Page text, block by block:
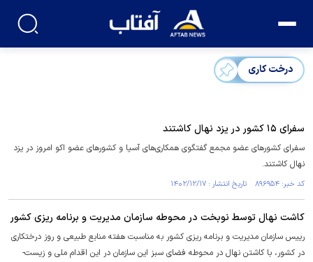
درخت کاری
سفرای ۱۵ کشور در یزد نهال کاشتند
سفرای کشورهای عضو مجمع گفتگوی همکاری‌های آسیا و کشورهای عضو اکو امروز در یزد
نهال کاشتند.
کد خبر: ۸۹۶۹۵۴ تاریخ انتشار : ۱۴۰۲/۱۲/۱۷
كاشت نهال توسط نوبخت در محوطه سازمان مديريت و برنامه ريزی كشور
رييس سازمان مديريت و برنامه ريزی كشور به مناسبت هفته منابع طبيعی و روز درختكاری
در كشور، با كاشتن نهال در محوطه فضای سبز اين سازمان در اين اقدام ملی و زيست-